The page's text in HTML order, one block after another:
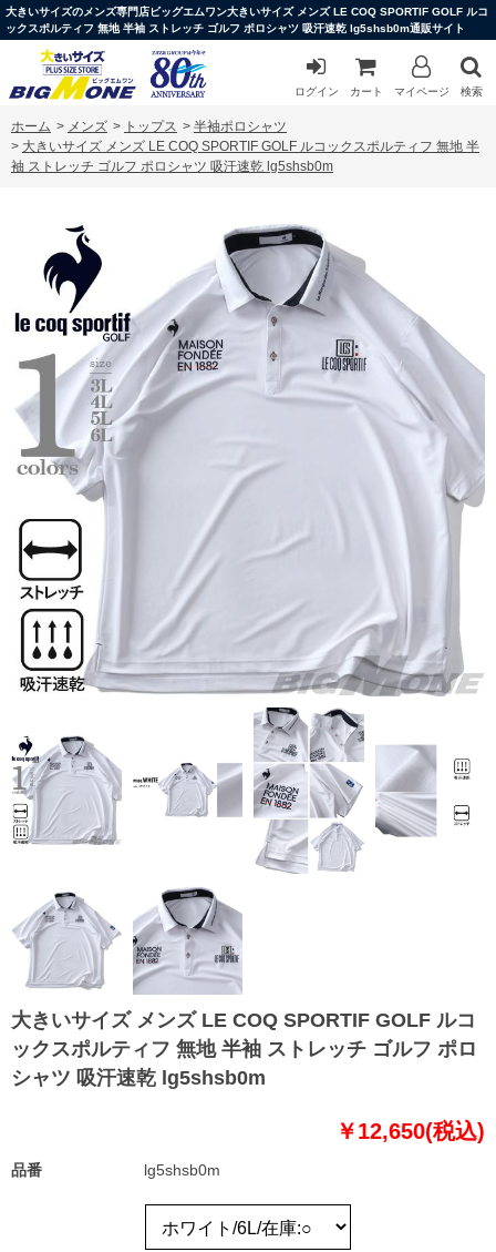
大きいサイズのメンズ専門店ビッグエムワン大きいサイズ メンズ LE COQ SPORTIF GOLF ルコ
ックスポルティフ 無地 半袖 ストレッチ ゴルフ ポロシャツ 吸汗速乾 lg5shsb0m通販サイト
ログイン カート マイページ 検索
ホーム > メンズ > トップス > 半袖ポロシャツ
> 大きいサイズ メンズ LE COQ SPORTIF GOLF ルコックスポルティフ 無地 半
袖 ストレッチ ゴルフ ポロシャツ 吸汗速乾 lg5shsb0m
大きいサイズ メンズ LE COQ SPORTIF GOLF ルコ
ックスポルティフ 無地 半袖 ストレッチ ゴルフ ポロ
シャツ 吸汗速乾 lg5shsb0m
￥12,650(税込)
品番 lg5shsb0m